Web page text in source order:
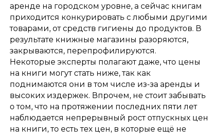
аренде на городском уровне, а сейчас книгам
приходится конкурировать с любыми другими
товарами, от средств гигиены до продуктов. В
результате книжные магазины разоряются,
закрываются, перепрофилируются.
Некоторые эксперты полагают даже, что цены
на книги могут стать ниже, так как
поднимаются они в том числе из-за аренды и
высоких издержек. Впрочем, не стоит забывать
о том, что на протяжении последних пяти лет
наблюдается непрерывный рост отпускных цен
на книги, то есть тех цен, в которые ещё не